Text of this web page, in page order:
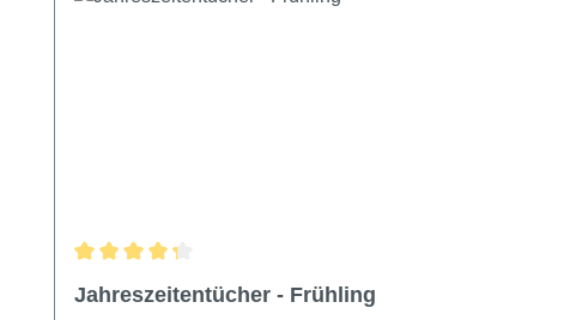
Durchschnittliche Bewertung von 4.36 von 5 Sternen
Jahreszeitentücher - Frühling